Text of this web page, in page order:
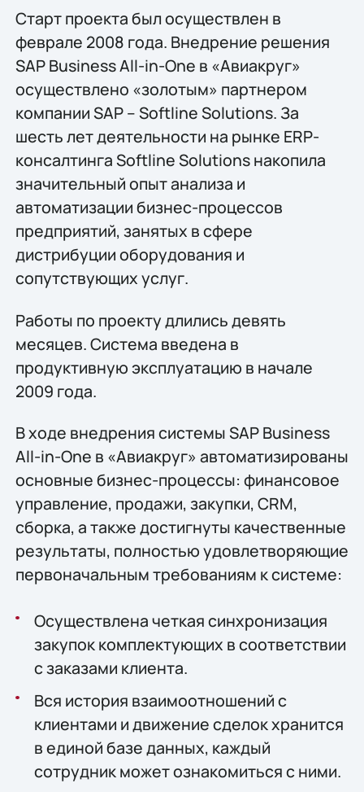
Старт проекта был осуществлен в
феврале 2008 года. Внедрение решения
SAP Business All-in-One в «Авиакруг»
осуществлено «золотым» партнером
компании SAP – Softline Solutions. За
шесть лет деятельности на рынке ERP-
консалтинга Softline Solutions накопила
значительный опыт анализа и
автоматизации бизнес-процессов
предприятий, занятых в сфере
дистрибуции оборудования и
сопутствующих услуг.
Работы по проекту длились девять
месяцев. Система введена в
продуктивную эксплуатацию в начале
2009 года.
В ходе внедрения системы SAP Business
All-in-One в «Авиакруг» автоматизированы
основные бизнес-процессы: финансовое
управление, продажи, закупки, CRM,
сборка, а также достигнуты качественные
результаты, полностью удовлетворяющие
первоначальным требованиям к системе:
Осуществлена четкая синхронизация
закупок комплектующих в соответствии
с заказами клиента.
Вся история взаимоотношений с
клиентами и движение сделок хранится
в единой базе данных, каждый
сотрудник может ознакомиться с ними.